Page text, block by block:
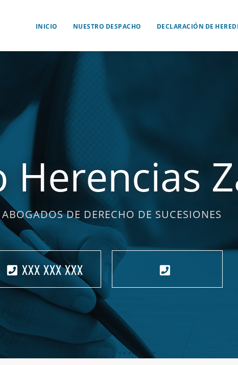
INICIO NUESTRO DESPACHO DECLARACIÓN DE
Herencias
ABOGADOS DE DERECHO DE SUCESIONES
XXX XXX XXX